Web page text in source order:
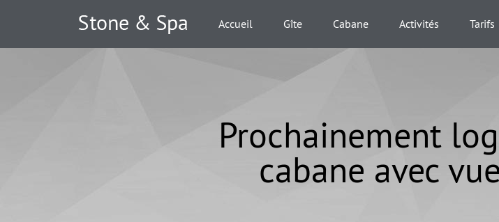
Accueil Gîte Cabane Activités Tarifs
Prochainement
cabane avec